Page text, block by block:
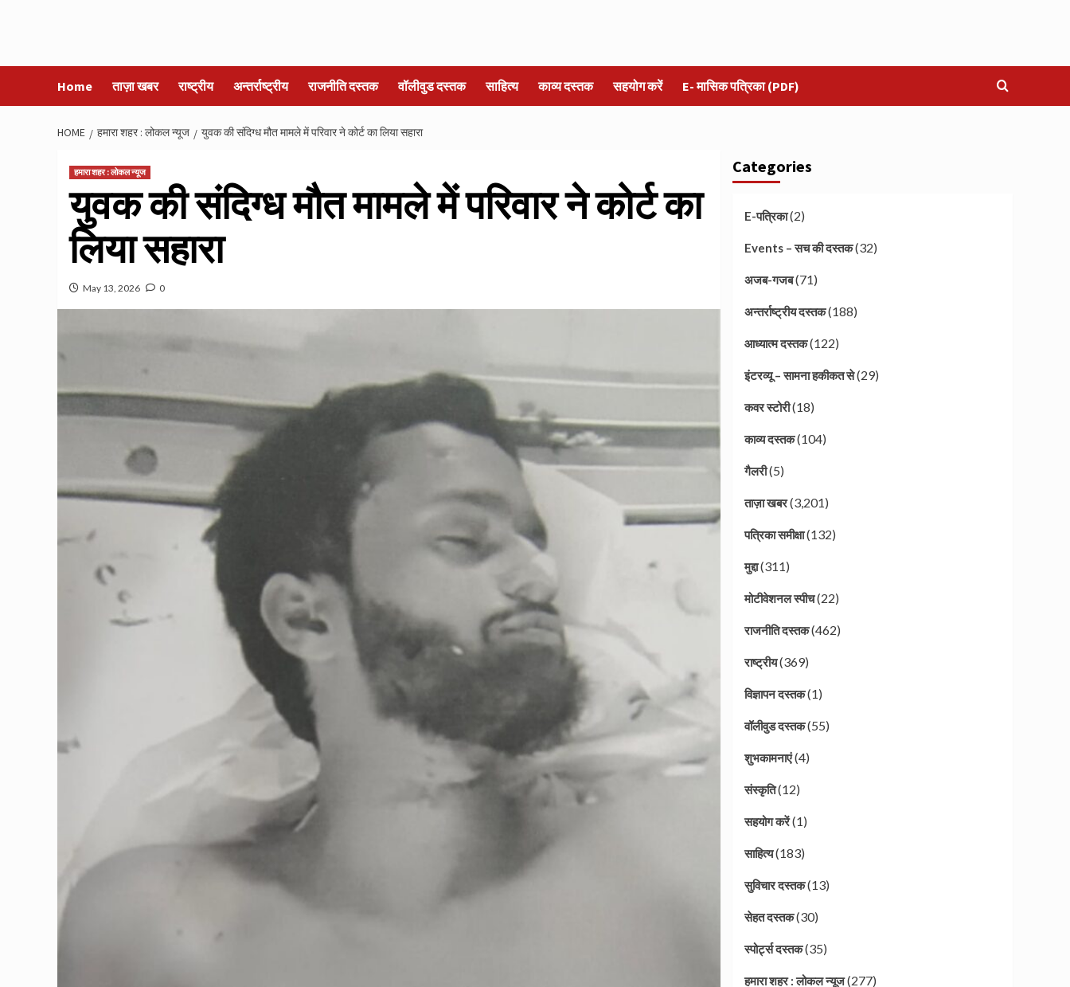
Home ताज़ा खबर राष्ट्रीय अन्तर्राष्ट्रीय राजनीति दस्तक वॉलीवुड दस्तक साहित्य काव्य दस्तक सहयोग करें E- मासिक पत्रिका (PDF)
HOME हमारा शहर : लोकल न्यूज युवक की संदिग्ध मौत मामले में परिवार ने कोर्ट का लिया सहारा
हमारा शहर : लोकल न्यूज
युवक की संदिग्ध मौत मामले में परिवार ने कोर्ट का
लिया सहारा
May 13, 2026 0
Categories
E-पत्रिका(2)
Events – सच की दस्तक(32)
अजब-गजब(71)
अन्तर्राष्ट्रीय दस्तक(188)
आध्यात्म दस्तक(122)
इंटरव्यू – सामना हकीकत से(29)
कवर स्टोरी(18)
काव्य दस्तक(104)
गैलरी(5)
ताज़ा खबर(3,201)
पत्रिका समीक्षा(132)
मुद्दा(311)
मोटीवेशनल स्पीच(22)
राजनीति दस्तक(462)
राष्ट्रीय(369)
विज्ञापन दस्तक(1)
वॉलीवुड दस्तक(55)
शुभकामनाएं(4)
संस्कृति(12)
सहयोग करें(1)
साहित्य(183)
सुविचार दस्तक(13)
सेहत दस्तक(30)
स्पोर्ट्स दस्तक(35)
हमारा शहर : लोकल न्यूज(277)